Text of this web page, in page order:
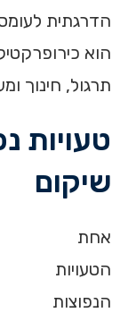
הדרגתית לעומס
הוא
תרגול, חינוך
טעויות
שיקום
אחת
הטעויות
הנפוצות